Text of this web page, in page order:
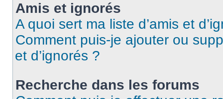
Amis et ignorés
A quoi sert ma liste d’amis et
Comment puis-je ajouter ou
et d’ignorés ?
Recherche dans les forums